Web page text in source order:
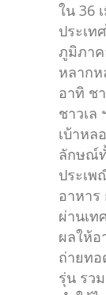
ใน 36
ประเท
ภูมิภาค
หลาก
อาทิ ช
ชาวเล
เบ้าหล
ลักษณ์
ประเพ
อาหา
ผ่านเท
ผลให้อ
ถ่ายท
รุ่น รว